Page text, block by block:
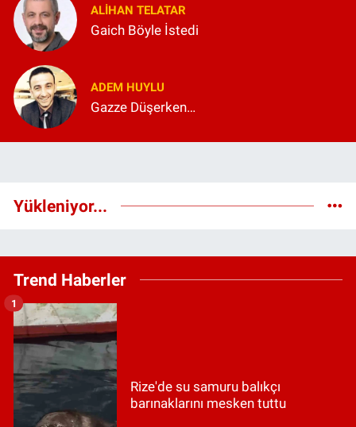
ALIHAN TELATAR
Gaich Böyle İstedi
ADEM HUYLU
Gazze Düşerken…
Yükleniyor...
Trend Haberler
Rize'de su samuru balıkçı
barınaklarını mesken tuttu
1